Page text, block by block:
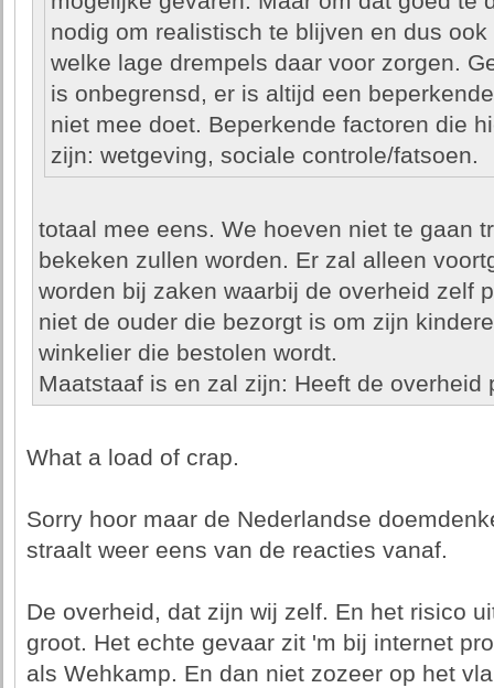
nodig om realistisch te blijven en dus
welke lage drempels daar voor zorgen.
is onbegrensd, er is altijd een
niet mee doet. Beperkende factoren die
zijn: wetgeving, sociale controle/fatsoen.
totaal mee eens. We hoeven niet te gaan
bekeken zullen worden. Er zal alleen
worden bij zaken waarbij de overheid zelf
niet de ouder die bezorgt is om zijn
winkelier die bestolen wordt.
Maatstaaf is en zal zijn: Heeft de overheid
What a load of crap.
Sorry hoor maar de Nederlandse
straalt weer eens van de reacties vanaf.
De overheid, dat zijn wij zelf. En het risico
groot. Het echte gevaar zit 'm bij internet
als Wehkamp. En dan niet zozeer op het